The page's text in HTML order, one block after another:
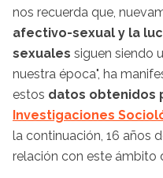
nos recuerda que,
afectivo-sexual y la
sexuales siguen siendo
nuestra época", ha
estos datos obtenidos
Investigaciones
la continuación, 16 años
relación con este ámbito